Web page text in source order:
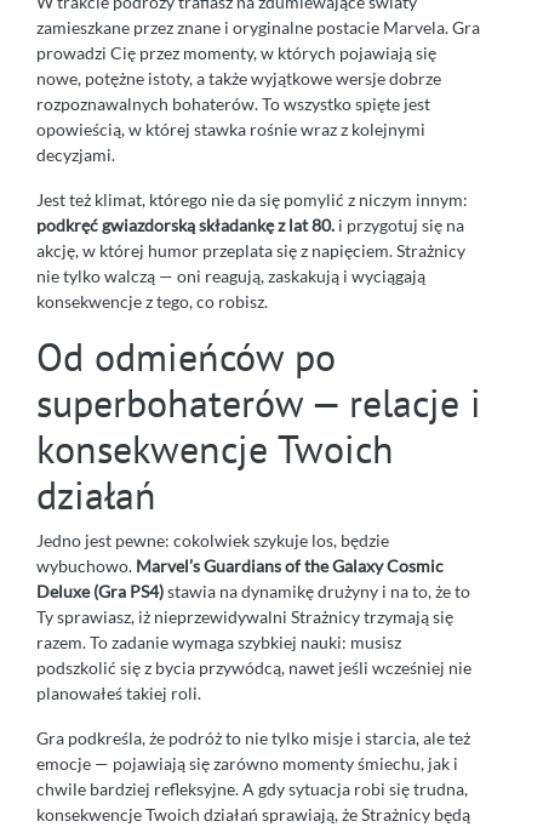
zamieszkane przez znane i oryginalne postacie Marvela. Gra
prowadzi Cię przez momenty, w których pojawiają się
nowe, potężne istoty, a także wyjątkowe wersje dobrze
rozpoznawalnych bohaterów. To wszystko spięte jest
opowieścią, w której stawka rośnie wraz z kolejnymi
decyzjami.
Jest też klimat, którego nie da się pomylić z niczym innym:
podkręć gwiazdorską składankę z lat 80. i przygotuj się na
akcję, w której humor przeplata się z napięciem. Strażnicy
nie tylko walczą — oni reagują, zaskakują i wyciągają
konsekwencje z tego, co robisz.
Od odmieńców po
superbohaterów — relacje i
konsekwencje Twoich
działań
Jedno jest pewne: cokolwiek szykuje los, będzie
wybuchowo. Marvel’s Guardians of the Galaxy Cosmic
Deluxe (Gra PS4)stawia na dynamikę drużyny i na to, że to
Ty sprawiasz, iż nieprzewidywalni Strażnicy trzymają się
razem. To zadanie wymaga szybkiej nauki: musisz
podszkolić się z bycia przywódcą, nawet jeśli wcześniej nie
planowałeś takiej roli.
Gra podkreśla, że podróż to nie tylko misje i starcia, ale też
emocje — pojawiają się zarówno momenty śmiechu, jak i
chwile bardziej refleksyjne. A gdy sytuacja robi się trudna,
konsekwencje Twoich działań sprawiają, że Strażnicy będą